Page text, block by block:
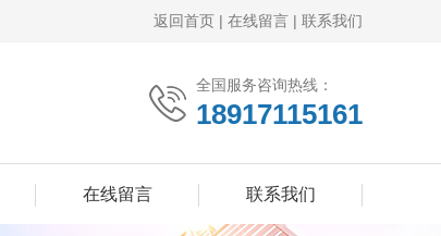
返回首页 | 在线留言 | 联系我们
全国服务咨询热线：
18917115161
在线留言 联系我们